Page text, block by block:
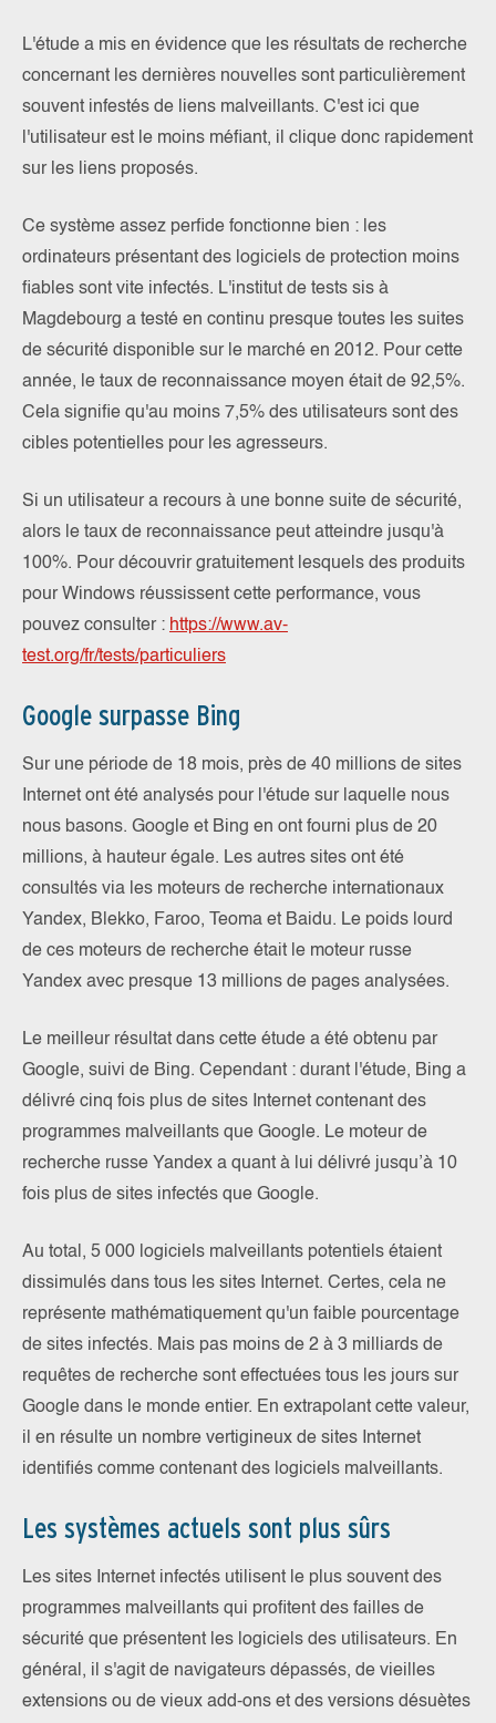
L'étude a mis en évidence que les résultats de recherche
concernant les dernières nouvelles sont particulièrement
souvent infestés de liens malveillants. C'est ici que
l'utilisateur est le moins méfiant, il clique donc rapidement
sur les liens proposés.
Ce système assez perfide fonctionne bien : les
ordinateurs présentant des logiciels de protection moins
fiables sont vite infectés. L'institut de tests sis à
Magdebourg a testé en continu presque toutes les suites
de sécurité disponible sur le marché en 2012. Pour cette
année, le taux de reconnaissance moyen était de 92,5%.
Cela signifie qu'au moins 7,5% des utilisateurs sont des
cibles potentielles pour les agresseurs.
Si un utilisateur a recours à une bonne suite de sécurité,
alors le taux de reconnaissance peut atteindre jusqu'à
100%. Pour découvrir gratuitement lesquels des produits
pour Windows réussissent cette performance, vous
pouvez consulter : https://www.av-
test.org/fr/tests/particuliers
Google surpasse Bing
Sur une période de 18 mois, près de 40 millions de sites
Internet ont été analysés pour l'étude sur laquelle nous
nous basons. Google et Bing en ont fourni plus de 20
millions, à hauteur égale. Les autres sites ont été
consultés via les moteurs de recherche internationaux
Yandex, Blekko, Faroo, Teoma et Baidu. Le poids lourd
de ces moteurs de recherche était le moteur russe
Yandex avec presque 13 millions de pages analysées.
Le meilleur résultat dans cette étude a été obtenu par
Google, suivi de Bing. Cependant : durant l'étude, Bing a
délivré cinq fois plus de sites Internet contenant des
programmes malveillants que Google. Le moteur de
recherche russe Yandex a quant à lui délivré jusqu’à 10
fois plus de sites infectés que Google.
Au total, 5 000 logiciels malveillants potentiels étaient
dissimulés dans tous les sites Internet. Certes, cela ne
représente mathématiquement qu'un faible pourcentage
de sites infectés. Mais pas moins de 2 à 3 milliards de
requêtes de recherche sont effectuées tous les jours sur
Google dans le monde entier. En extrapolant cette valeur,
il en résulte un nombre vertigineux de sites Internet
identifiés comme contenant des logiciels malveillants.
Les systèmes actuels sont plus sûrs
Les sites Internet infectés utilisent le plus souvent des
programmes malveillants qui profitent des failles de
sécurité que présentent les logiciels des utilisateurs. En
général, il s'agit de navigateurs dépassés, de vieilles
extensions ou de vieux add-ons et des versions désuètes